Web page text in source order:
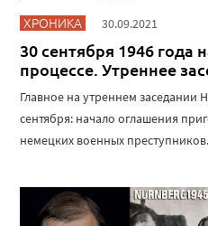
ХРОНИКА 30.09.2021
30 сентября 1946 года
процессе. Утреннее
Главное на утреннем заседании
сентября: начало оглашения
немецких военных преступников.